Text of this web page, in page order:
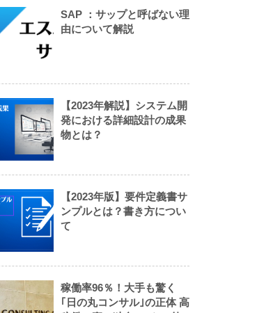
SAP ：サップと呼ばない理
由について解説
【2023年解説】システム開
発における詳細設計の成果
物とは？
【2023年版】要件定義書サ
ンプルとは？書き方につい
て
稼働率96％！大手も驚く
｢日の丸コンサル｣の正体 高